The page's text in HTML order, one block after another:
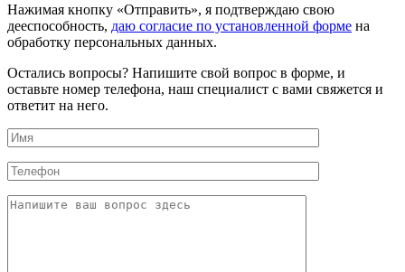
Нажимая кнопку «Отправить», я подтверждаю свою
дееспособность, даю согласие по установленной форме на
обработку персональных данных.
Остались вопросы? Напишите свой вопрос в форме, и
оставьте номер телефона, наш специалист с вами свяжется и
ответит на него.